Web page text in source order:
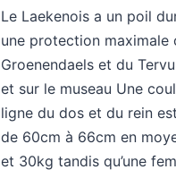
Le Laekenois a un poil
une protection
Groenendaels et du
et sur le museau Une
ligne du dos et du rein
de 60cm à 66cm en
et 30kg tandis qu’une